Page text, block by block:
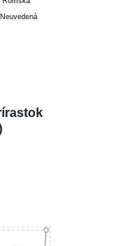
Neuvedená